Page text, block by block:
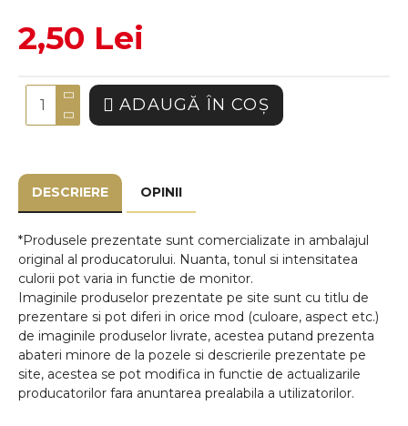
2,50 Lei
ADAUGĂ ÎN COŞ
DESCRIERE OPINII
*Produsele prezentate sunt comercializate in ambalajul
original al producatorului. Nuanta, tonul si intensitatea
culorii pot varia in functie de monitor.
Imaginile produselor prezentate pe site sunt cu titlu de
prezentare si pot diferi in orice mod (culoare, aspect etc.)
de imaginile produselor livrate, acestea putand prezenta
abateri minore de la pozele si descrierile prezentate pe
site, acestea se pot modifica in functie de actualizarile
producatorilor fara anuntarea prealabila a utilizatorilor.